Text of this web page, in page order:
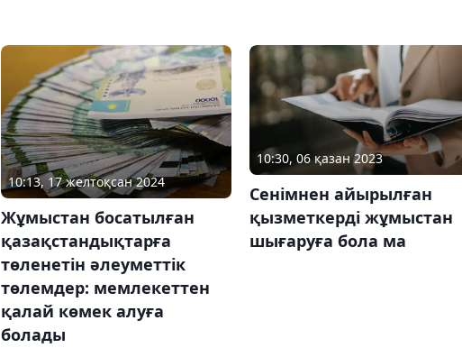
10:13, 17 желтоқсан 2024
Жұмыстан босатылған
қазақстандықтарға
төленетін әлеуметтік
төлемдер: мемлекеттен
қалай көмек алуға
болады
10:30, 06 қазан 2023
Сенімнен айырылған
қызметкерді жұмыстан
шығаруға бола ма